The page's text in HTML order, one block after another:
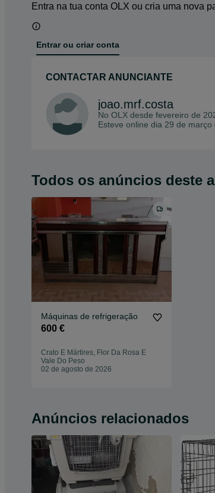
Entra na tua conta OLX ou cria uma nova
Entrar ou criar conta
CONTACTAR ANUNCIANTE
joao.mrf.costa
No OLX desde fevereiro de
Esteve online dia 29 de março
Todos os anúncios deste
Máquinas de refrigeração
600 €
Crato E Mártires, Flor Da Rosa E
Vale Do Peso
02 de agosto de 2026
Anúncios relacionados